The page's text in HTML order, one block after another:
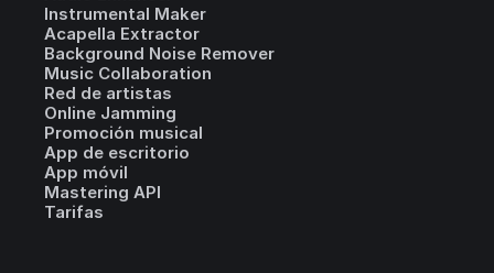
Instrumental Maker
Acapella Extractor
Background Noise Remover
Music Collaboration
Red de artistas
Online Jamming
Promoción musical
App de escritorio
App móvil
Mastering API
Tarifas